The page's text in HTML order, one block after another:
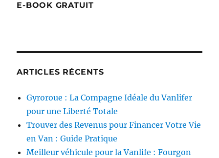
E-BOOK GRATUIT
ARTICLES RÉCENTS
Gyroroue : La Compagne Idéale du Vanlifer
pour une Liberté Totale
Trouver des Revenus pour Financer Votre Vie
en Van : Guide Pratique
Meilleur véhicule pour la Vanlife : Fourgon